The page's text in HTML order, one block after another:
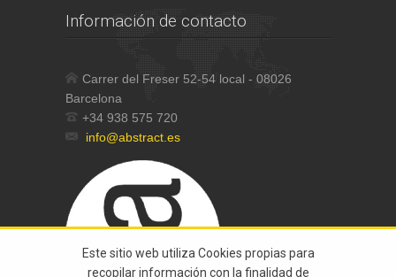
Información de contacto
Carrer del Freser 52-54 local - 08026
Barcelona
+34 938 575 720
info@abstract.es
Este sitio web utiliza Cookies propias para
recopilar información con la finalidad de